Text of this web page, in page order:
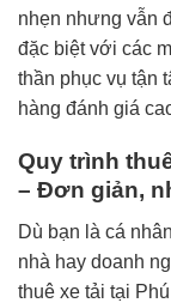
nhẹn nhưng vẫn
đặc biệt với các
thần phục vụ tận
hàng đánh giá
Quy trình
– Đơn giản,
Dù bạn là cá
nhà hay doanh
thuê xe tải tại